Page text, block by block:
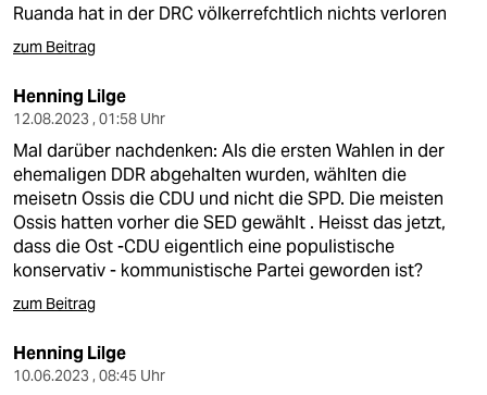
fragen & hilfe
unterstützen
abo
genossenschaft
epaper login
Ruanda hat in der DRC völkerrefchtlich nichts verloren
zum Beitrag
Henning Lilge
12.08.2023 , 01:58 Uhr
Mal darüber nachdenken: Als die ersten Wahlen in der
ehemaligen DDR abgehalten wurden, wählten die
meisetn Ossis die CDU und nicht die SPD. Die meisten
Ossis hatten vorher die SED gewählt . Heisst das jetzt,
dass die Ost -CDU eigentlich eine populistische
konservativ - kommunistische Partei geworden ist?
zum Beitrag
Henning Lilge
10.06.2023 , 08:45 Uhr